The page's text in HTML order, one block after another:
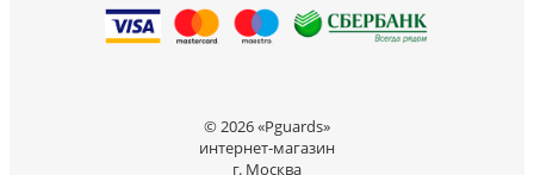
© 2026 «Pguards»
интернет-магазин
г. Москва